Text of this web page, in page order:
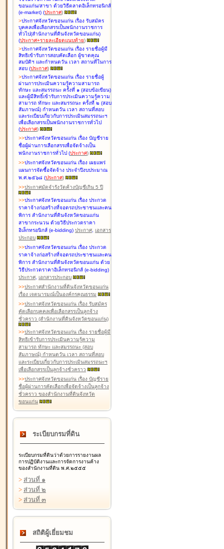
ขอนแก่น/สาขา ด้วยวิธีตลาดอิเล็กทรอนิกส์
(e-market) (ประกาศ)
>ประกาศจังหวัดขอนแก่น เรื่อง รับสมัคร
บุคคลเพื่อเลือกสรรเป็นพนักงานราชการ
ทั่วไป(สำนักงานที่ดินจังหวัดขอนแก่น)
(ประกาศ+รายละเอียดแนบท้าย)
>ประกาศจังหวัดขอนแก่น เรื่อง รายชื่อผู้มี
สิทธิเข้ารับการสอบคัดเลือก ผู้ขาดคุณ
สมบัติฯ และกำหนดวัน เวลา สถานที่ในการ
สอบ (ประกาศ)
>ประกาศจังหวัดขอนแก่น เรื่อง รายชื่อผู้
ผ่านการประเมินความรู้ความสามารถ
ทักษะ และสมรรถนะ ครั้งที่ ๑ (สอบข้อเขียน)
และผู้มีสิทธิ์เข้ารับการประเมินความรู้ความ
สามารถ ทักษะ และสมรรถนะ ครั้งที่ ๒ (สอบ
สัมภาษณ์) กำหนดวัน เวลา สถานที่สอบ
และระเบียบเกี่ยวกับการประเมินสมรรถนะฯ
เพื่อเลือกสรรเป็นพนักงานราชการทั่วไป
(ประกาศ)
>>ประกาศจังหวัดขอนแก่น เรื่อง บัญชีราย
ชื่อผู้ผ่านการเลือกสรรเพื่อจัดจ้างเป็น
พนักงานราชการทั่วไป (ประกาศ)
>>ประกาศจังหวัดขอนแก่น เรื่อง เผยแพร่
แผนการจัดซื้อจัดจ้าง ประจำปีงบประมาณ
พ.ศ.๒๕๖๘ (ประกาศ)
>>ประกาศมัดจำรังวัดค้างบัญชีเกิน 5 ปี
>>ประกาศจังหวัดขอนแก่น เรื่อง ประกวด
ราคาจ้างก่อสร้างที่จอดรถประชาชนและคน
พิการ สำนักงานที่ดินจังหวัดขอนแก่น
สาขากระนวน ด้วยวิธีประกวดราคา
อิเล็กทรอนิกส์ (e-bidding) ประกาศ, เอกสาร
ประกอบ
>>ประกาศจังหวัดขอนแก่น เรื่อง ประกวด
ราคาจ้างก่อสร้างที่จอดรถประชาชนและคน
พิการ สำนักงานที่ดินจังหวัดขอนแก่น ด้วย
วิธีประกวดราคาอิเล็กทรอนิกส์ (e-bidding)
ประกาศ, เอกสารประกอบ
>>ประกาศสำนักงานที่ดินจังหวัดขอนแก่น
เรื่อง เจตนารมณ์เป็นองค์กรคุณธรรม
>>ประกาศจังหวัดขอนแก่น เรื่อง รับสมัคร
คัดเลือกบุคคลเพื่อเลือกสรรเป็นลูกจ้าง
ชั่วคราว (สำนักงานที่ดินจังหวัดขอนแก่น)
>>ประกาศจังหวัดขอนแก่น เรื่อง รายชื่อผู้มี
สิทธิเข้ารับการประเมินความรู้ความ
สามารถ ทักษะ และสมรรถนะ (สอบ
สัมภาษณ์) กำหนดวัน เวลา สถานที่สอบ
และระเบียบเกี่ยวกับการประเมินสมรรถนะฯ
เพื่อเลือกสรรเป็นลูกจ้างชั่วคราว
>>ประกาศจังหวัดขอนแก่น เรื่อง บัญชีราย
ชื่อผู้ผ่านการคัดเลือกเพื่อจัดจ้างเป็นลูกจ้าง
ชั่วคราว ของสำนักงานที่ดินจังหวัด
ขอนแก่น
ระเบียบกรมที่ดิน
ระเบียบกรมที่ดินว่าด้วยการรายงานผล
การปฏิบัติงานและการจัดการงานค้าง
ของสำนักงานที่ดิน พ.ศ.๒๕๕๕
> ส่วนที่ ๑
> ส่วนที่ ๒
> ส่วนที่ ๓
สถิติผู้เยี่ยมชม